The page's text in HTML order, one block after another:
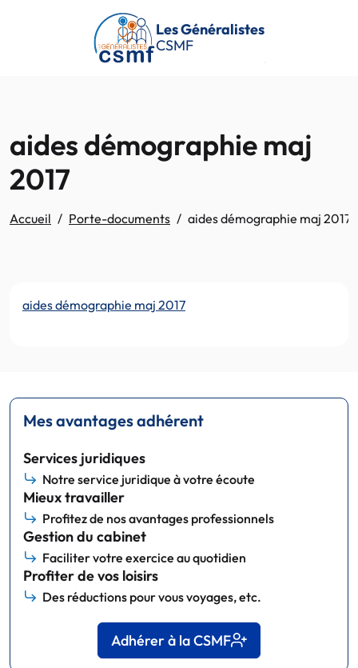
Passer au contenu principal
Les Généralistes
CSMF
aides démographie maj
2017
Accueil Porte-documents aides démographie maj 2017
aides démographie maj 2017
Mes avantages adhérent
Services juridiques
Notre service juridique à votre écoute
Mieux travailler
Profitez de nos avantages professionnels
Gestion du cabinet
Faciliter votre exercice au quotidien
Profiter de vos loisirs
Des réductions pour vous voyages, etc.
Adhérer à la CSMF